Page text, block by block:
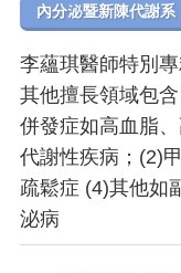
內分泌暨新陳代謝系
李蘊琪醫師特別
其他擅長領域包
併發症如高血脂
代謝性疾病；(2)
疏鬆症 (4)其他如
泌病